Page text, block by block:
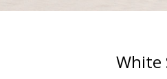
White